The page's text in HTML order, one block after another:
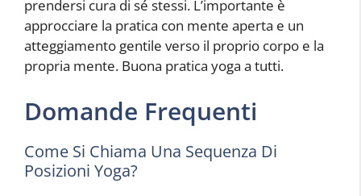
prendersi cura di sé stessi. L’importante è
approcciare la pratica con mente aperta e un
atteggiamento gentile verso il proprio corpo e la
propria mente. Buona pratica yoga a tutti.
Domande Frequenti
Come Si Chiama Una Sequenza Di
Posizioni Yoga?